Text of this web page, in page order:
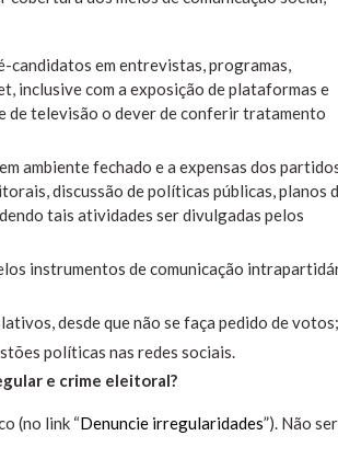
em entrevistas, programas,
inclusive com a exposição de plataformas e
de televisão o dever de conferir tratamento
ambiente fechado e a expensas dos
discussão de políticas públicas, planos
tais atividades ser divulgadas pelos
instrumentos de comunicação
desde que não se faça pedido de votos;
políticas nas redes sociais.
e crime eleitoral?
(no link “Denuncie irregularidades”). Não